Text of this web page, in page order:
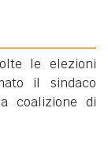
le elezioni
il sindaco
coalizione di